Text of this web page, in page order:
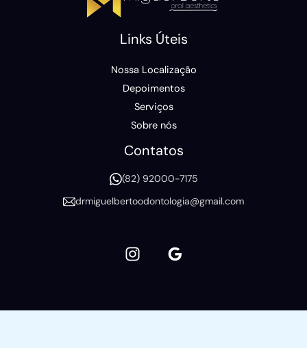
Links Úteis
Nossa Localização
Depoimentos
Serviços
Sobre nós
Contatos
(82) 92000-7175
drmiguelbertoodontologia@gmail.com